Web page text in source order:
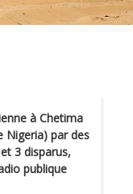
à Chetima
Nigeria) par des
3 disparus,
publique